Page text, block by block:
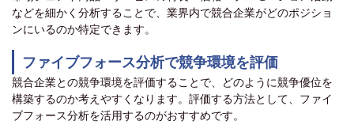
などを細かく分析することで、業界内で競合企業がどのポジショ
ンにいるのか特定できます。
ファイブフォース分析で競争環境を評価
競合企業との競争環境を評価することで、どのように競争優位を
構築するのか考えやすくなります。評価する方法として、ファイ
ブフォース分析を活用するのがおすすめです。